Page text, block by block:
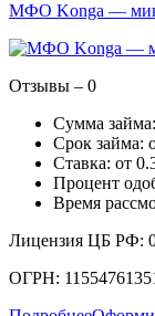
МФО Konga —
Отзывы – 0
Сумма
Срок займа:
Ставка: от
Процент
Время
Лицензия ЦБ РФ:
ОГРН: